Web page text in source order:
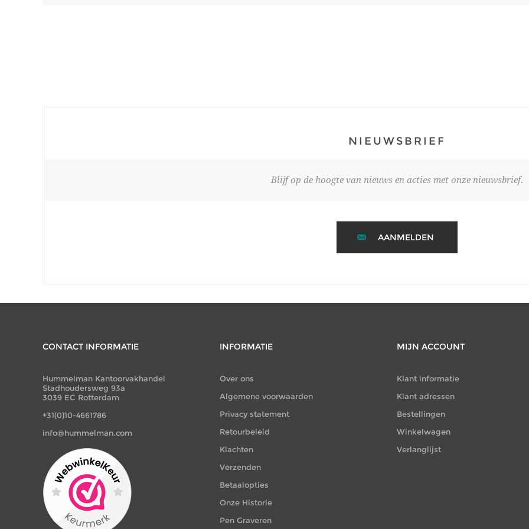
NIEUWSBRIEF
Blijf op de hoogte van nieuws en acties met onze nieuwsbrief.
AANMELDEN
CONTACT INFORMATIE
Hummelman Kantoorvakhandel
Stadhoudersweg 93a
3039 EC Rotterdam
+31(0)10-4661786
info@hummelman.com
INFORMATIE
Over ons
Algemene voorwaarden
Privacy statement
Retourbeleid
Klachten
Verzenden
Betaalopties
Onze Historie
Pen Graveren
MIJN ACCOUNT
Klant informatie
Klant adressen
Bestellingen
Winkelwagen
Verlanglijst